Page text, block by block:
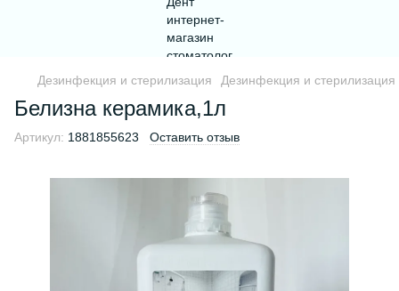
Дезинфекция и стерилизация Дезинфекция и
Белизна керамика,1л
Артикул: 1881855623 Оставить отзыв